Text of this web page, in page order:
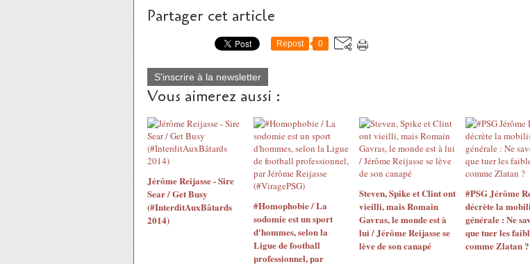
Partager cet article
Repost 0
S'inscrire à la newsletter
Vous aimerez aussi :
Jérôme Reijasse - Sire
Sear / Get Busy
(#InterditAuxBâtards
2014)
#Homophobie / La
sodomie est un sport
d'hommes, selon la
Ligue de football
professionnel, par
Steven, Spike et Clint ont
vieilli, mais Romain
Gavras, le monde est à
lui / Jérôme Reijasse se
lève de son canapé
#PSG Jérôme
décrète la
générale : Ne
que tuer les
comme Zlatan ?